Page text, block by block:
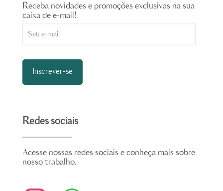
Receba novidades e promoções exclusivas na sua
caixa de e-mail!
Redes sociais
Acesse nossas redes sociais e conheça mais sobre
nosso trabalho.